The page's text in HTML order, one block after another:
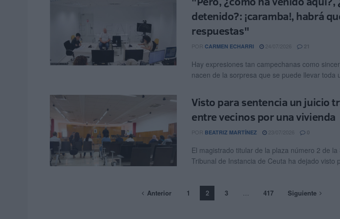
detenido?: ¡caramba!, habrá
respuestas"
POR CARMEN ECHARRI 24/07/2026 21
Hay expresiones tan campechanas como
nacen de la sorpresa que se puede llevar toda
Visto para sentencia un juicio
entre vecinos por una vivienda
POR BEATRIZ MARTÍNEZ 23/07/2026 0
El magistrado titular de la plaza número 2 de la
Tribunal de Instancia de Ceuta ha dejado visto
Anterior 1 2 3 … 417 Siguiente